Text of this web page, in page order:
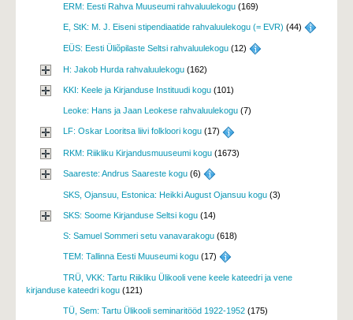
ERM: Eesti Rahva Muuseumi rahvaluulekogu (169)
E, StK: M. J. Eiseni stipendiaatide rahvaluulekogu (= EVR) (44)
EÜS: Eesti Üliõpilaste Seltsi rahvaluulekogu (12)
H: Jakob Hurda rahvaluulekogu (162)
KKI: Keele ja Kirjanduse Instituudi kogu (101)
Leoke: Hans ja Jaan Leokese rahvaluulekogu (7)
LF: Oskar Looritsa liivi folkloori kogu (17)
RKM: Riikliku Kirjandusmuuseumi kogu (1673)
Saareste: Andrus Saareste kogu (6)
SKS, Ojansuu, Estonica: Heikki August Ojansuu kogu (3)
SKS: Soome Kirjanduse Seltsi kogu (14)
S: Samuel Sommeri setu vanavarakogu (618)
TEM: Tallinna Eesti Muuseumi kogu (17)
TRÜ, VKK: Tartu Riikliku Ülikooli vene keele kateedri ja vene
kirjanduse kateedri kogu (121)
TÜ, Sem: Tartu Ülikooli seminaritööd 1922-1952 (175)